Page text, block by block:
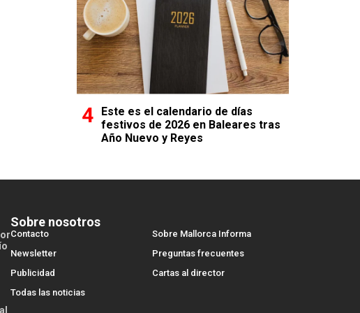
Este es el calendario de días
festivos de 2026 en Baleares tras
Año Nuevo y Reyes
Sobre nosotros
Contacto
Sobre Mallorca Informa
Newsletter
Preguntas frecuentes
Publicidad
Cartas al director
Todas las noticias